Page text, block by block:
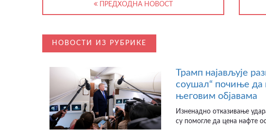
ПРЕДХОДНА НОВОСТ
НОВОСТИ ИЗ РУБРИКЕ
Трамп најављује
соушал“ почиње да
његовим објавама
Изненадно отказивање
су помогле да цена нафте